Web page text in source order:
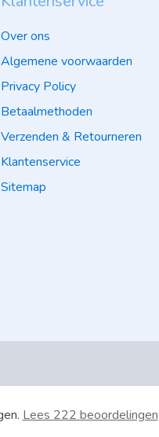
Over ons
Algemene voorwaarden
Privacy Policy
Betaalmethoden
Verzenden & Retourneren
Klantenservice
Sitemap
Lees 222 beoordelingen